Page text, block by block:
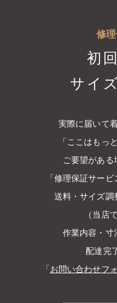
修
初
サイ
実際に届いて
「ここはもっ
ご要望がある
「修理保証サー
送料・サイズ調
（当店
作業内容・寸
配達完
「お問い合わせフ